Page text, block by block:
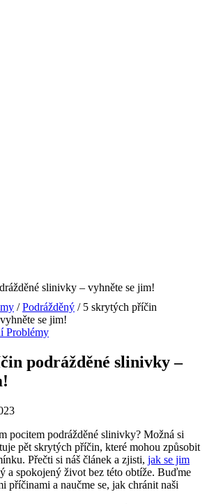
/ Podrážděný / 5 skrytých příčin
se jim!
Problémy
podrážděné slinivky –
pocitem podrážděné slinivky? Možná si
pět skrytých příčin, které mohou ​způsobit
Přečti si náš‌ článek a​ zjisti, jak se jim
a spokojený​ život bez této obtíže.​ Buďme
příčinami a ‍naučme⁢ se, jak chránit naši